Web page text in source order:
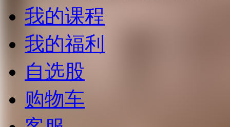
我的课程
我的福利
自选股
购物车